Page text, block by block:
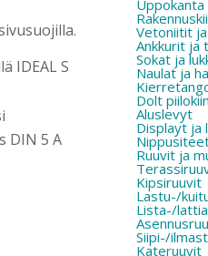
Uppokanta
Vetoniitit
Ankkurit ja
Sokat ja
Naulat ja
Dolt
Aluslevyt
Displayt ja
Ruuvit ja
Kipsiruuvit
Lastu-/
Lista-/
Siipi-/
Kateruuvit
IDEAL S
DIN 5 A